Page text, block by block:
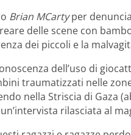
Brian MCartyper
delle scene con
dei piccoli e la
dell’uso di
traumatizzati nelle
nella Striscia di Gaza
rilasciata al